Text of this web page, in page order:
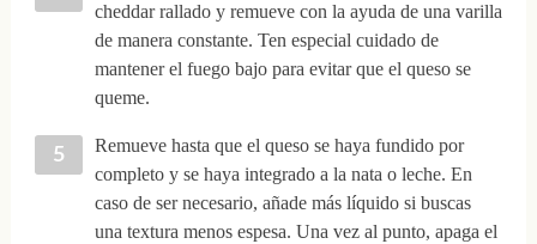
cheddar rallado y remueve con la ayuda de una varilla
de manera constante. Ten especial cuidado de
mantener el fuego bajo para evitar que el queso se
queme.
Remueve hasta que el queso se haya fundido por
completo y se haya integrado a la nata o leche. En
caso de ser necesario, añade más líquido si buscas
una textura menos espesa. Una vez al punto, apaga el